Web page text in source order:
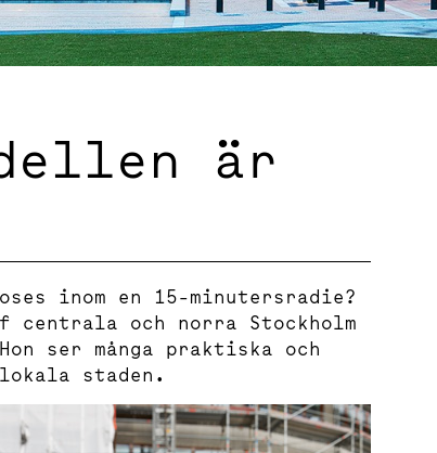
är
inom en 15-minutersradie?
och norra Stockholm
ser många praktiska och
staden.